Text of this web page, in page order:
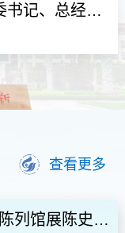
兖矿能源集团股份有限公司党委书记、总经理王九红一行来校调研交流
查看更多
山东科技大学关于征集校史陈列馆展陈史料的公告